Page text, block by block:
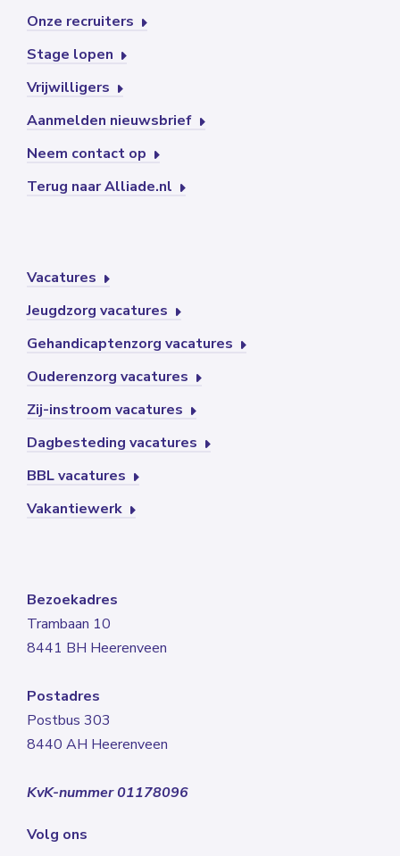
Onze recruiters
Stage lopen
Vrijwilligers
Aanmelden nieuwsbrief
Neem contact op
Terug naar Alliade.nl
Vacatures
Jeugdzorg vacatures
Gehandicaptenzorg vacatures
Ouderenzorg vacatures
Zij-instroom vacatures
Dagbesteding vacatures
BBL vacatures
Vakantiewerk
Bezoekadres
Trambaan 10
8441 BH Heerenveen
Postadres
Postbus 303
8440 AH Heerenveen
KvK-nummer 01178096
Volg ons